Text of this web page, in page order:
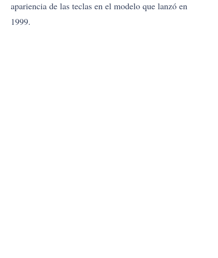
apariencia de las teclas en el modelo que lanzó en
1999.